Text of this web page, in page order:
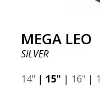
MEGA LEO
SILVER
14" | 15" | 16" |